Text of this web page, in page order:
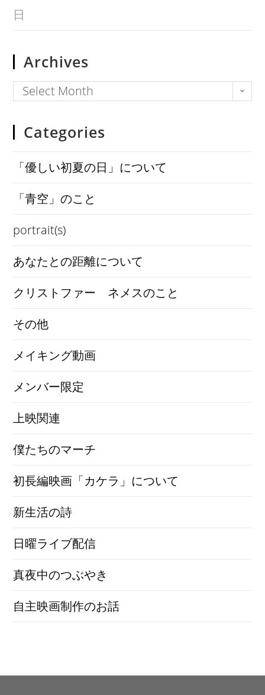
日
Archives
Select Month
Categories
「優しい初夏の日」について
「青空」のこと
portrait(s)
あなたとの距離について
クリストファー ネメスのこと
その他
メイキング動画
メンバー限定
上映関連
僕たちのマーチ
初長編映画「カケラ」について
新生活の詩
日曜ライブ配信
真夜中のつぶやき
自主映画制作のお話